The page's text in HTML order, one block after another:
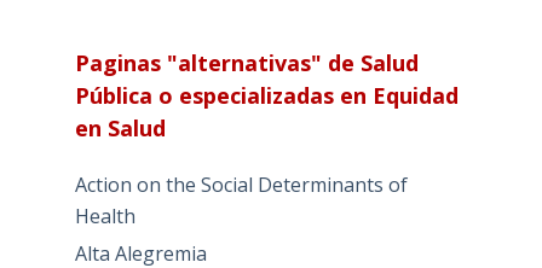
Paginas "alternativas" de Salud
Pública o especializadas en Equidad
en Salud
Action on the Social Determinants of
Health
Alta Alegremia